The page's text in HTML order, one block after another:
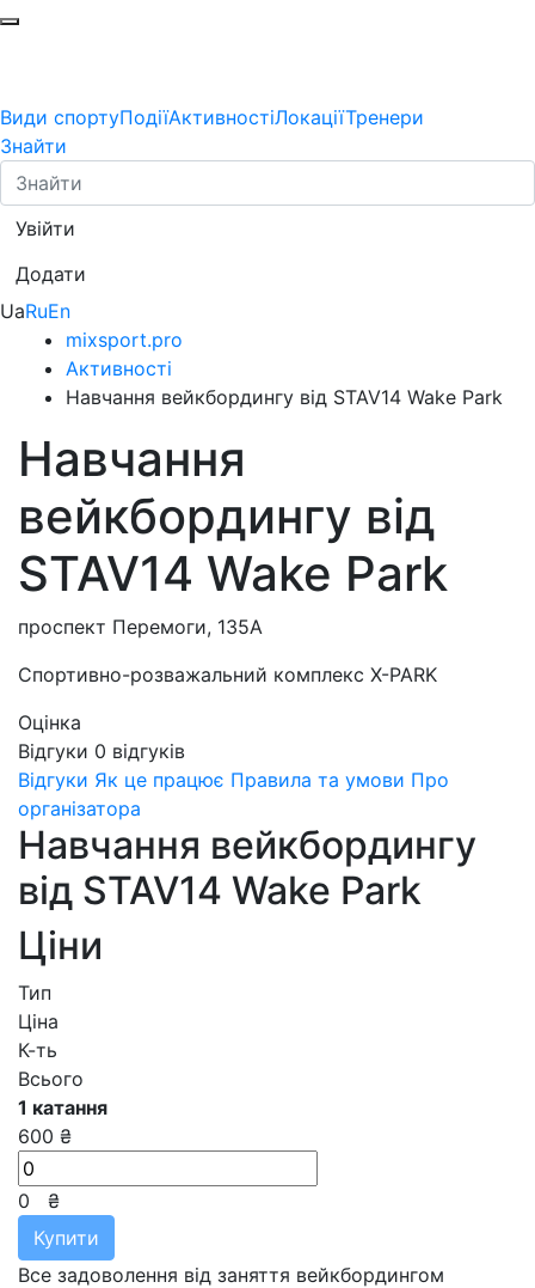
Види спортуПодіїАктивностіЛокаціїТренери
Знайти
Увійти
Додати
UaRuEn
mixsport.pro
Активності
Навчання вейкбордингу від STAV14 Wake Park
Навчання
вейкбордингу від
STAV14 Wake Park
проспект Перемоги, 135А
Спортивно-розважальний комплекс X-PARK
Оцінка
Відгуки 0 відгуків
Відгуки Як це працює Правила та умови Про
організатора
Навчання вейкбордингу
від STAV14 Wake Park
Ціни
Тип
Ціна
К-ть
Всього
1 катання
600 ₴
0
₴
Купити
Все задоволення від заняття вейкбордингом